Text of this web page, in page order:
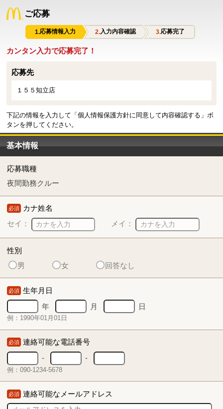
ご応募
応募情報入力 入力内容確認 応募完了
カンタン入力で応募完了！
応募先
１５５知立店
下記の情報を入力して「個人情報保護方針に同意して内容確認する」ボ
タンを押してください。
基本情報
応募職種
夜間勤務クルー
必須 カナ姓名
セイ：
メイ：
性別
男
女 回答なし
必須 生年月日
年
月 日
例：1990年01月01日
必須 連絡可能な電話番号
-
-
例：090-1234-5678
必須 連絡可能なメールアドレス